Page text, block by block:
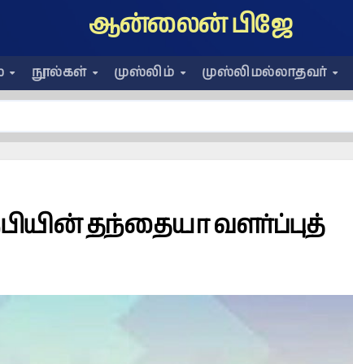
ஆன்லைன் பிஜே
நூல்கள் முஸ்லிம் முஸ்லிமல்லாதவர்
தந்தையா வளர்ப்புத்